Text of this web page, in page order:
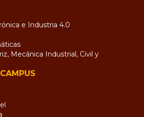
e Industria 4.0
Mecánica Industrial, Civil y